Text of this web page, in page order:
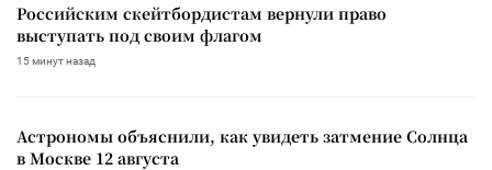
Российским скейтбордистам вернули право
выступать под своим флагом
15 минут назад
Астрономы объяснили, как увидеть затмение Солнца
в Москве 12 августа